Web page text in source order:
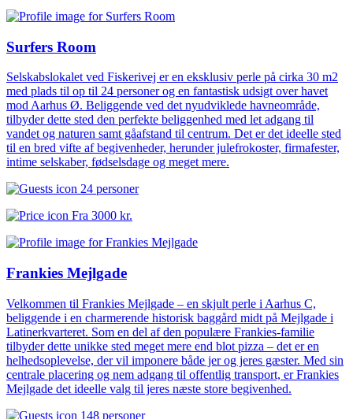
Surfers Room
Selskabslokalet ved Fiskerivej er en eksklusiv perle på cirka 30 m2
med plads til op til 24 personer og en fantastisk udsigt over havet
mod Aarhus Ø. Beliggende ved det nyudviklede havneområde,
tilbyder dette sted den perfekte beliggenhed med let adgang til
vandet og naturen samt gåafstand til centrum. Det er det ideelle sted
til en bred vifte af begivenheder, herunder julefrokoster, firmafester,
intime selskaber, fødselsdage og meget mere.
24 personer
Fra 3000 kr.
Frankies Mejlgade
Velkommen til Frankies Mejlgade – en skjult perle i Aarhus C,
beliggende i en charmerende historisk baggård midt på Mejlgade i
Latinerkvarteret. Som en del af den populære Frankies-familie
tilbyder dette unikke sted meget mere end blot pizza – det er en
helhedsoplevelse, der vil imponere både jer og jeres gæster. Med sin
centrale placering og nem adgang til offentlig transport, er Frankies
Mejlgade det ideelle valg til jeres næste store begivenhed.
148 personer